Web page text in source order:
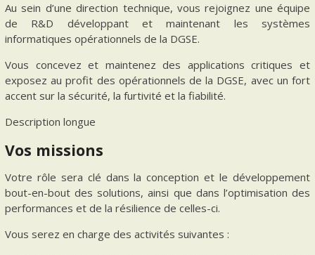
Au sein d’une direction technique, vous rejoignez une équipe
de R&D développant et maintenant les systèmes
informatiques opérationnels de la DGSE.
Vous concevez et maintenez des applications critiques et
exposez au profit des opérationnels de la DGSE, avec un fort
accent sur la sécurité, la furtivité et la fiabilité.
Description longue
Vos missions
Votre rôle sera clé dans la conception et le développement
bout-en-bout des solutions, ainsi que dans l’optimisation des
performances et de la résilience de celles-ci.
Vous serez en charge des activités suivantes :